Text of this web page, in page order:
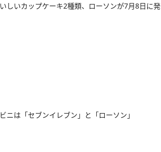
しいカップケーキ2種類、ローソンが7月8日に発
ニは「セブンイレブン」と「ローソン」